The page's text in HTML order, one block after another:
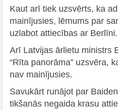
Kaut arī tiek uzsvērts, ka
mainījusies, lēmums par
uzlabot attiecības ar Berlīni.
Arī Latvijas ārlietu ministrs
“Rīta panorāma” uzsvēra,
nav mainījusies.
Savukārt runājot par
tikšanās negaida krasu